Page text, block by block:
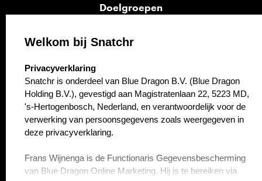
Doelgroepen
Opvolging
Over ons
Contact
Welkom bij Snatchr
select language
Privacyverklaring
Snatchr is onderdeel van Blue Dragon B.V. (Blue Dragon
Holding B.V.), gevestigd aan Magistratenlaan 22, 5223 MD,
's-Hertogenbosch, Nederland, en verantwoordelijk voor de
verwerking van persoonsgegevens zoals weergegeven in
deze privacyverklaring.
Frans Wijnenga is de Functionaris Gegevensbescherming
van Blue Dragon Online Marketing. Hij is te bereiken via